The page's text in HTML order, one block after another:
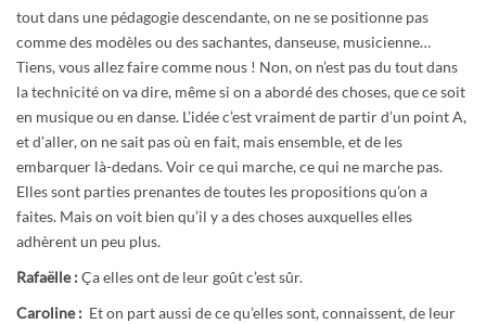
tout dans une pédagogie descendante, on ne se positionne pas
comme des modèles ou des sachantes, danseuse, musicienne…
Tiens, vous allez faire comme nous ! Non, on n’est pas du tout dans
la technicité on va dire, même si on a abordé des choses, que ce soit
en musique ou en danse. L’idée c’est vraiment de partir d’un point A,
et d’aller, on ne sait pas où en fait, mais ensemble, et de les
embarquer là-dedans. Voir ce qui marche, ce qui ne marche pas.
Elles sont parties prenantes de toutes les propositions qu’on a
faites. Mais on voit bien qu’il y a des choses auxquelles elles
adhèrent un peu plus.
Rafaëlle :Ça elles ont de leur goût c’est sûr.
Caroline : Et on part aussi de ce qu’elles sont, connaissent, de leur